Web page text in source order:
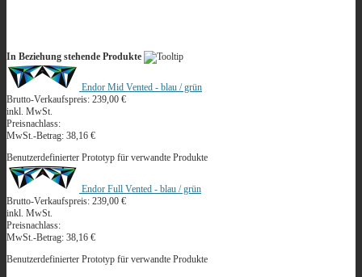
In Beziehung stehende Produkte
Endor Mid Vented - blau / grün
Brutto-Verkaufspreis: 239,00 €
inkl. MwSt.
Preisnachlass:
MwSt.-Betrag: 38,16 €
Benutzerdefinierter Prototyp für verwandte Produkte
Endor Full Vented - blau / grün
Brutto-Verkaufspreis: 239,00 €
inkl. MwSt.
Preisnachlass:
MwSt.-Betrag: 38,16 €
Benutzerdefinierter Prototyp für verwandte Produkte